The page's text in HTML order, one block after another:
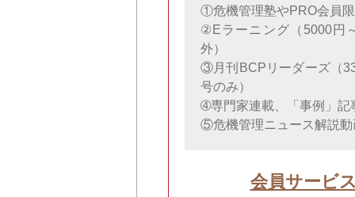
①危機管理塾やPRO会員
②Eラーニング（5000円
外）
③月刊BCPリーダーズ（
号のみ）
➃専門家連載、「事例」記
⑤危機管理ニュース解説
会員サービ